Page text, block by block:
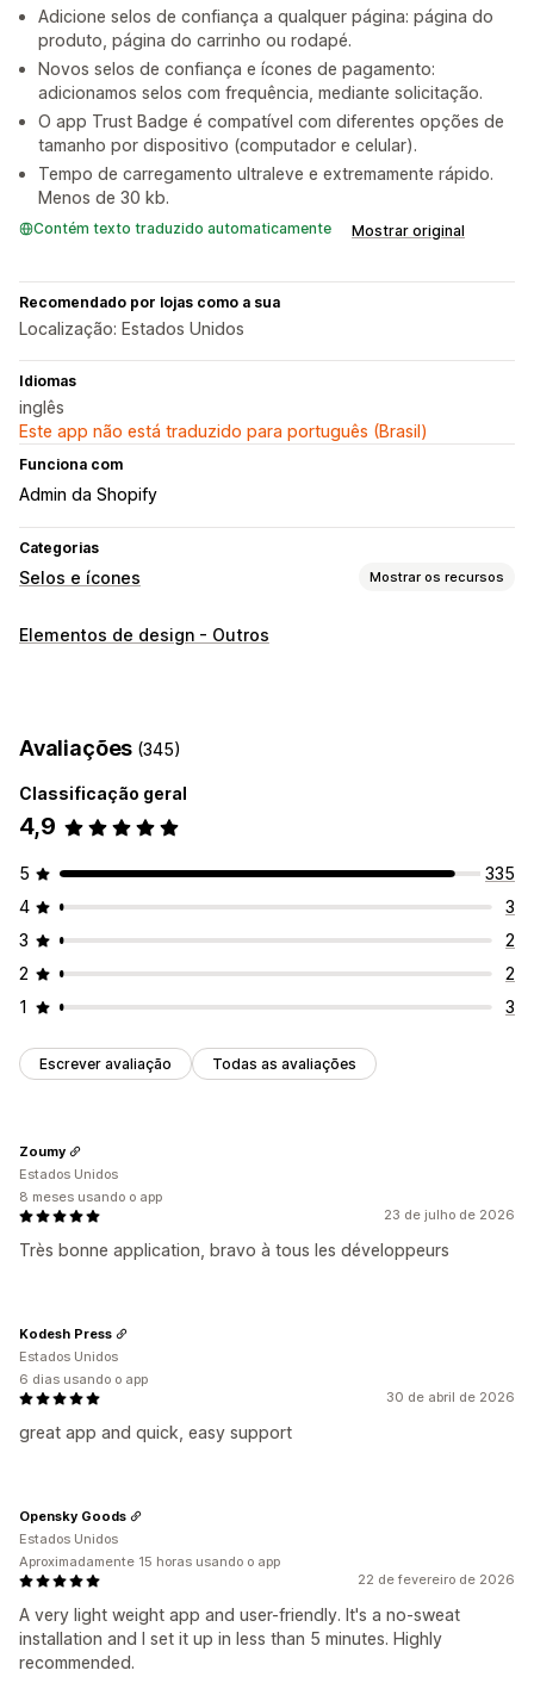
Adicione selos de confiança a qualquer página: página do
produto, página do carrinho ou rodapé.
Novos selos de confiança e ícones de pagamento:
adicionamos selos com frequência, mediante solicitação.
O app Trust Badge é compatível com diferentes opções de
tamanho por dispositivo (computador e celular).
Tempo de carregamento ultraleve e extremamente rápido.
Menos de 30 kb.
Contém texto traduzido automaticamente Mostrar original
Recomendado por lojas como a sua
Localização: Estados Unidos
Idiomas
inglês
Este app não está traduzido para português (Brasil)
Funciona com
Admin da Shopify
Categorias
Selos e ícones Mostrar os recursos
Tipos de ícone
Bordas Cores
Posição do ícone
Posicionamento automático
Elementos de design - Outros
Avaliações (345)
Classificação geral
4,9
5
335
4
3
3
2
2
2
1
3
Escrever avaliação Todas as avaliações
23 de julho de 2026
Très bonne application, bravo à tous les développeurs
Zoumy
Estados Unidos
8 meses usando o app
30 de abril de 2026
great app and quick, easy support
Kodesh Press
Estados Unidos
6 dias usando o app
22 de fevereiro de 2026
A very light weight app and user-friendly. It's a no-sweat
installation and I set it up in less than 5 minutes. Highly
recommended.
Opensky Goods
Estados Unidos
Aproximadamente 15 horas usando o app